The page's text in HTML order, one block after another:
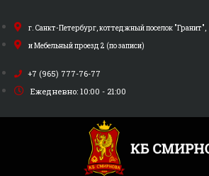
к
содержимому
г. Санкт-Петербург, коттеджный поселок "Гранит",
и Мебельный проезд 2 (по записи)
+7 (965) 777-76-77
Ежедневно: 10:00 - 21:00